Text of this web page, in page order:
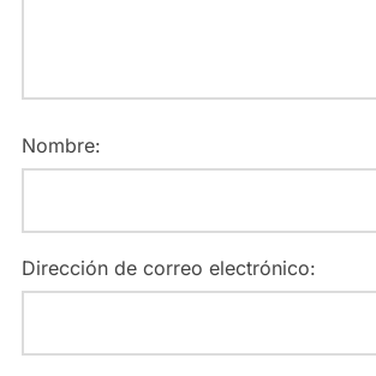
Nombre:
Dirección de correo electrónico: